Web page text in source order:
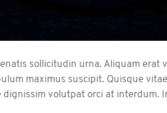
sollicitudin urna. Aliquam erat
maximus suscipit. Quisque
dignissim volutpat orci at interdum.